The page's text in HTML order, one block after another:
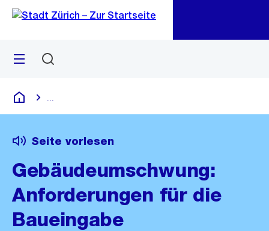
Navigation
Sprunglink
Menü
Deutsch
Seite vorlesen
Gebäudeumschwung:
Anforderungen für die
Baueingabe